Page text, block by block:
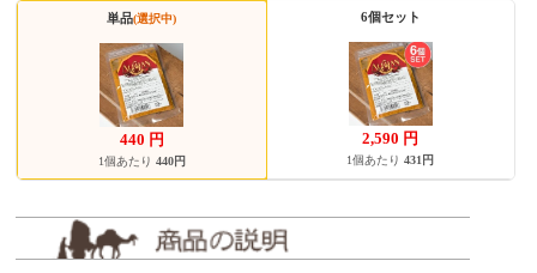
単品(選択中)
440 円
1個あたり 440円
6個セット
2,590 円
1個あたり431円